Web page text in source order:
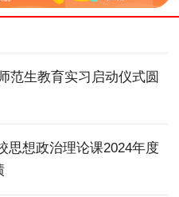
范生教育实习启动仪式圆
思想政治理论课2024年度